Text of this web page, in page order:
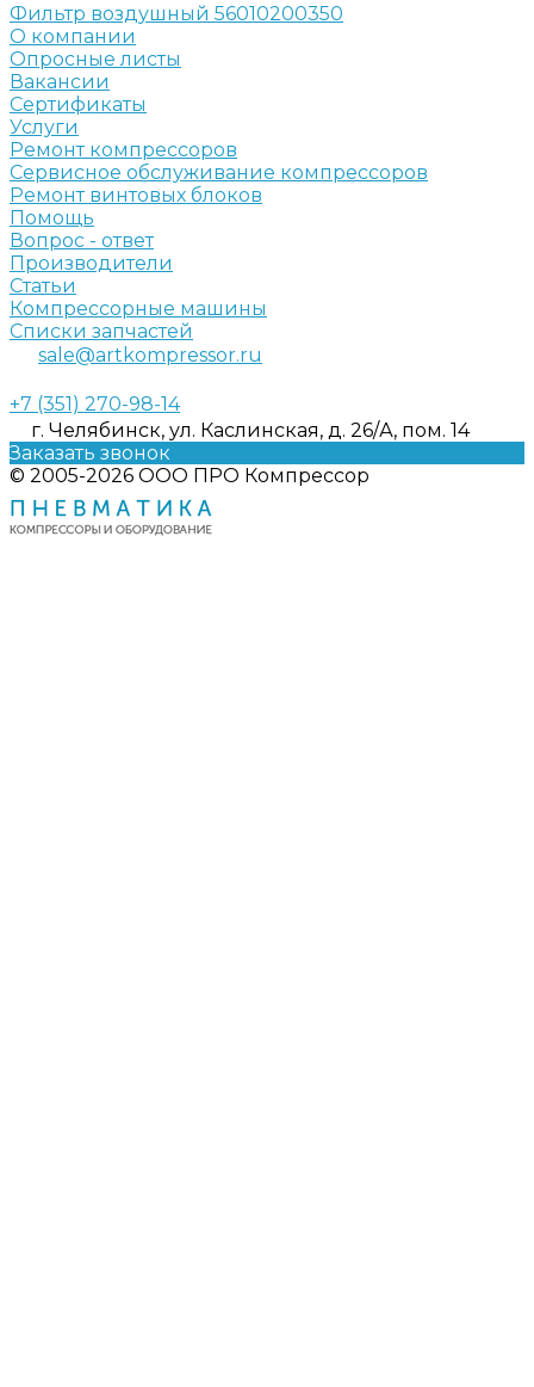
Фильтр воздушный 56010200350
О компании
Опросные листы
Вакансии
Сертификаты
Услуги
Ремонт компрессоров
Сервисное обслуживание компрессоров
Ремонт винтовых блоков
Помощь
Вопрос - ответ
Производители
Статьи
Компрессорные машины
Списки запчастей
sale@artkompressor.ru
+7 (351) 270-98-14
г. Челябинск, ул. Каслинская, д. 26/А, пом. 14
Заказать звонок
© 2005-2026 ООО ПРО Компрессор